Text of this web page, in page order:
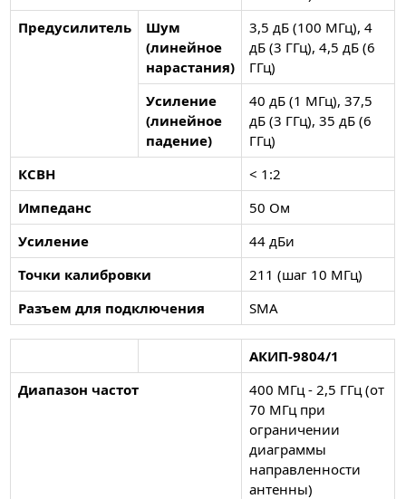
Предусилитель
Шум
(линейное
нарастания)
3,5 дБ (100 МГц), 4
дБ (3 ГГц), 4,5 дБ (6
ГГц)
Усиление
(линейное
падение)
40 дБ (1 МГц), 37,5
дБ (3 ГГц), 35 дБ (6
ГГц)
КСВН
< 1:2
Импеданс
50 Ом
Усиление
44 дБи
Точки калибровки
211 (шаг 10 МГц)
Разъем для подключения
SMA
АКИП-9804/1
Диапазон частот
400 МГц - 2,5 ГГц (от
70 МГц при
ограничении
диаграммы
направленности
антенны)